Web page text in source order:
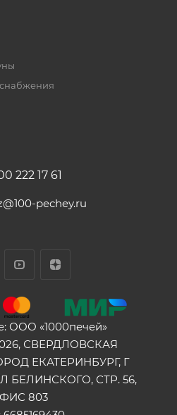
222 17 61
pechey.ru
ООО «1000печей»
СВЕРДЛОВСКАЯ
ЕКАТЕРИНБУРГ, Г
БЕЛИНСКОГО, СТР. 56,
803